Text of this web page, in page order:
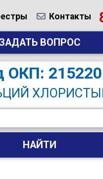
Контакты
ВОПРОС
ОКП: 215220
НАЙТИ